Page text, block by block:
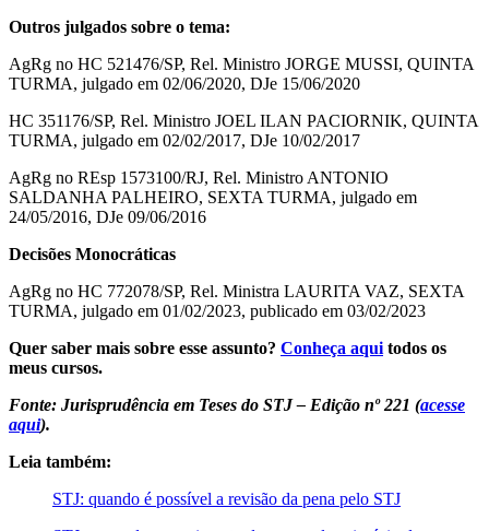
Outros julgados sobre o tema:
AgRg no HC 521476/SP, Rel. Ministro JORGE MUSSI, QUINTA
TURMA, julgado em 02/06/2020, DJe 15/06/2020
HC 351176/SP, Rel. Ministro JOEL ILAN PACIORNIK, QUINTA
TURMA, julgado em 02/02/2017, DJe 10/02/2017
AgRg no REsp 1573100/RJ, Rel. Ministro ANTONIO
SALDANHA PALHEIRO, SEXTA TURMA, julgado em
24/05/2016, DJe 09/06/2016
Decisões Monocráticas
AgRg no HC 772078/SP, Rel. Ministra LAURITA VAZ, SEXTA
TURMA, julgado em 01/02/2023, publicado em 03/02/2023
Quer saber mais sobre esse assunto? Conheça aqui todos os
meus cursos.
Fonte: Jurisprudência em Teses do STJ – Edição nº 221 (acesse
aqui).
Leia também:
STJ: quando é possível a revisão da pena pelo STJ